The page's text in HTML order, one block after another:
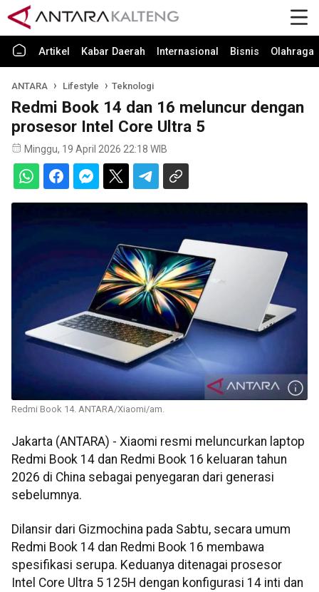
Artikel Kabar Daerah Internasional Bisnis Olahraga
ANTARA Lifestyle Teknologi
Redmi Book 14 dan 16 meluncur dengan
prosesor Intel Core Ultra 5
Minggu, 19 April 2026 22:18 WIB
Redmi Book 14. ANTARA/Xiaomi/am.
Jakarta (ANTARA) - Xiaomi resmi meluncurkan laptop
Redmi Book 14 dan Redmi Book 16 keluaran tahun
2026 di China sebagai penyegaran dari generasi
sebelumnya.
Dilansir dari Gizmochina pada Sabtu, secara umum
Redmi Book 14 dan Redmi Book 16 membawa
spesifikasi serupa. Keduanya ditenagai prosesor
Intel Core Ultra 5 125H dengan konfigurasi 14 inti dan